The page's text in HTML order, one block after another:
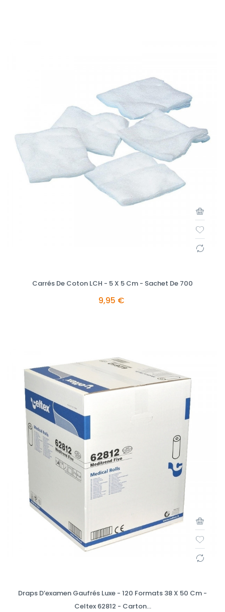
Carrés De Coton LCH - 5 X 5 Cm - Sachet De 700
9,95 €
Draps D’examen Gaufrés Luxe - 120 Formats 38 X 50 Cm -
Celtex 62812 - Carton...